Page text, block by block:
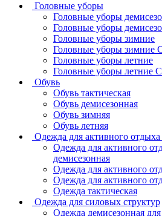
Головные уборы
Головные уборы
Головные уборы
Головные уборы зимние
Головные уборы зимние
Головные уборы летние
Головные уборы летние
Обувь
Обувь тактическая
Обувь демисезонная
Обувь зимняя
Обувь летняя
Одежда для активного отдыха
Одежда для активного
демисезонная
Одежда для активного
Одежда для активного
Одежда тактическая
Одежда для силовых структур
Одежда демисезонная